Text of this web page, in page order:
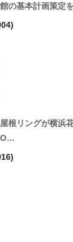
の基本計画策定
根リングが横浜